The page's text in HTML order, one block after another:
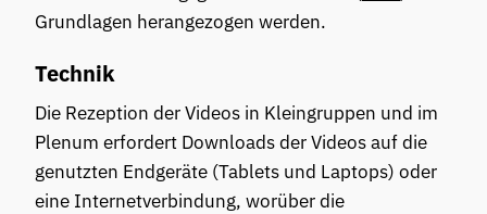
Grundlagen herangezogen werden.
Technik
Die Rezeption der Videos in Kleingruppen und im
Plenum erfordert Downloads der Videos auf die
genutzten Endgeräte (Tablets und Laptops) oder
eine Internetverbindung, worüber die